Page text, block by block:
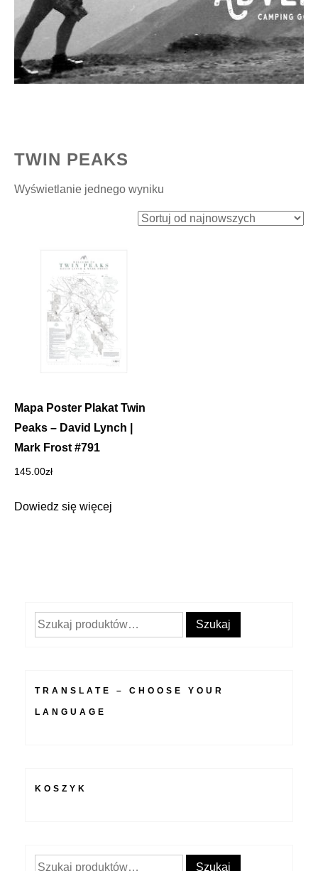
TWIN PEAKS
Wyświetlanie jednego wyniku
Mapa Poster Plakat Twin
Peaks – David Lynch |
Mark Frost #791
145.00zł
Dowiedz się więcej
Szukaj: Szukaj
TRANSLATE – CHOOSE YOUR
LANGUAGE
KOSZYK
Szukaj: Szukaj